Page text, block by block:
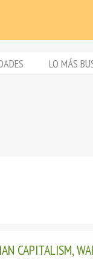
LO MÁS
CAPITALISM,